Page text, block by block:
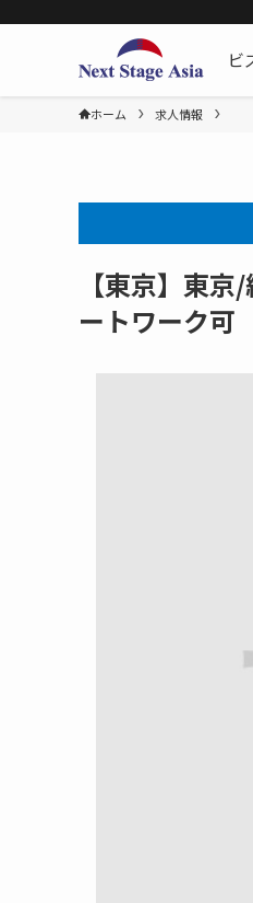
ホーム 求人情報
【東京】東
ートワーク可